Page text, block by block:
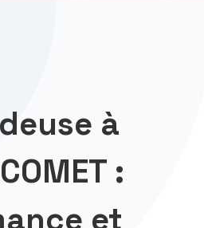
à
:
et